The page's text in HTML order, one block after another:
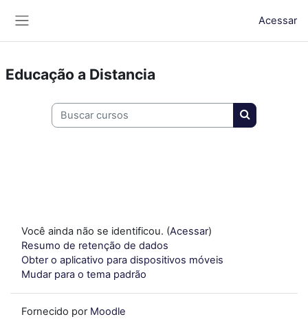
Acessar
Educação a Distancia
Buscar cursos
Buscar
Você ainda não se identificou. (Acessar)
Resumo de retenção de dados
Obter o aplicativo para dispositivos móveis
Mudar para o tema padrão
Fornecido por Moodle